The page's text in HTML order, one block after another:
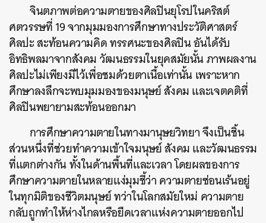
จินตภาพต่อความตายของศิลปินยุโรปในคริสต์
ศตวรรษที่ 19 จากมุมมองการศึกษาทางประวัติศาสตร์
ศิลปะ สะท้อนความคิด ทรรศนะของศิลปิน อันได้รับ
อิทธิพลมาจากสังคม วัฒนธรรมในยุคสมัยนั้น ภาพผลงาน
ศิลปะไม่เพียงมีไว้เพื่อชมด้วยตาเนื้อเท่านั้น เพราะหาก
ศึกษาลงลึกจะพบมุมมองของมนุษย์ สังคม และเจตคติที่
ศิลปินพยายามสะท้อนออกมา
การศึกษาความตายในทางมานุษยวิทยา จึงเป็นชิ้น
ส่วนหนึ่งที่ช่วยทำความเข้าใจมนุษย์ สังคม และวัฒนธรรม
ที่แตกต่างกัน ทั้งในด้านพื้นที่และเวลา โดยผลของการ
ศึกษาความตายในหลายแง่มุมชี้ว่า ความตายซ่อนเร้นอยู่
ในทุกมิติของชีวิตมนุษย์ ทว่าในโลกสมัยใหม่ ความตาย
กลับถูกทำให้ห่างไกลหรือยืดเวลาแห่งความตายออกไป